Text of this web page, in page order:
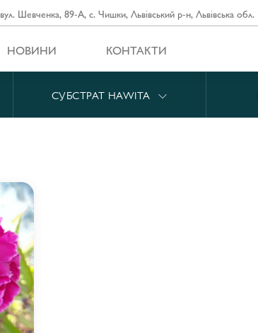
вул. Шевченка, 89-А, с. Чишки, Львівський р-н, Львівська обл.
НОВИНИ КОНТАКТИ
СУБСТРАТ HAWITA